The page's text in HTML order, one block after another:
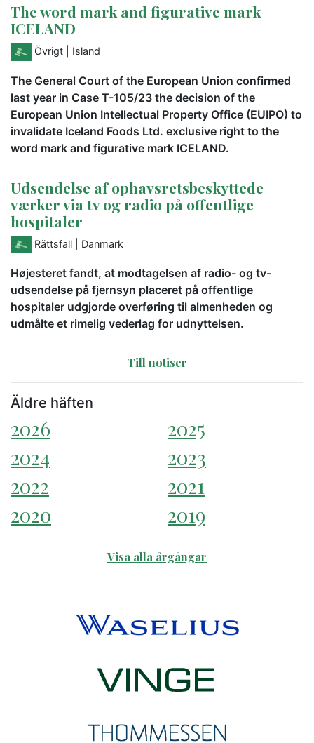
The word mark and figurative mark
ICELAND
Övrigt | Island
The General Court of the European Union confirmed
last year in Case T-105/23 the decision of the
European Union Intellectual Property Office (EUIPO) to
invalidate Iceland Foods Ltd. exclusive right to the
word mark and figurative mark ICELAND.
Udsendelse af ophavsretsbeskyttede
værker via tv og radio på offentlige
hospitaler
Rättsfall | Danmark
Højesteret fandt, at modtagelsen af radio- og tv-
udsendelse på fjernsyn placeret på offentlige
hospitaler udgjorde overføring til almenheden og
udmålte et rimelig vederlag for udnyttelsen.
Till notiser
Äldre häften
2026
2025
2024
2023
2022
2021
2020
2019
Visa alla årgångar